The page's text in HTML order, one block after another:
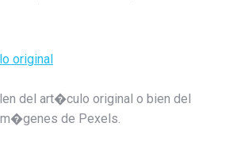
original
del art�culo original o bien del
de Pexels.